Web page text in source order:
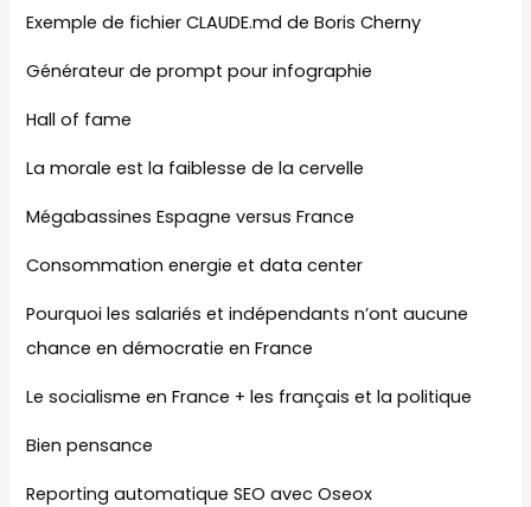
Exemple de fichier CLAUDE.md de Boris Cherny
Générateur de prompt pour infographie
Hall of fame
La morale est la faiblesse de la cervelle
Mégabassines Espagne versus France
Consommation energie et data center
Pourquoi les salariés et indépendants n’ont aucune
chance en démocratie en France
Le socialisme en France + les français et la politique
Bien pensance
Reporting automatique SEO avec Oseox